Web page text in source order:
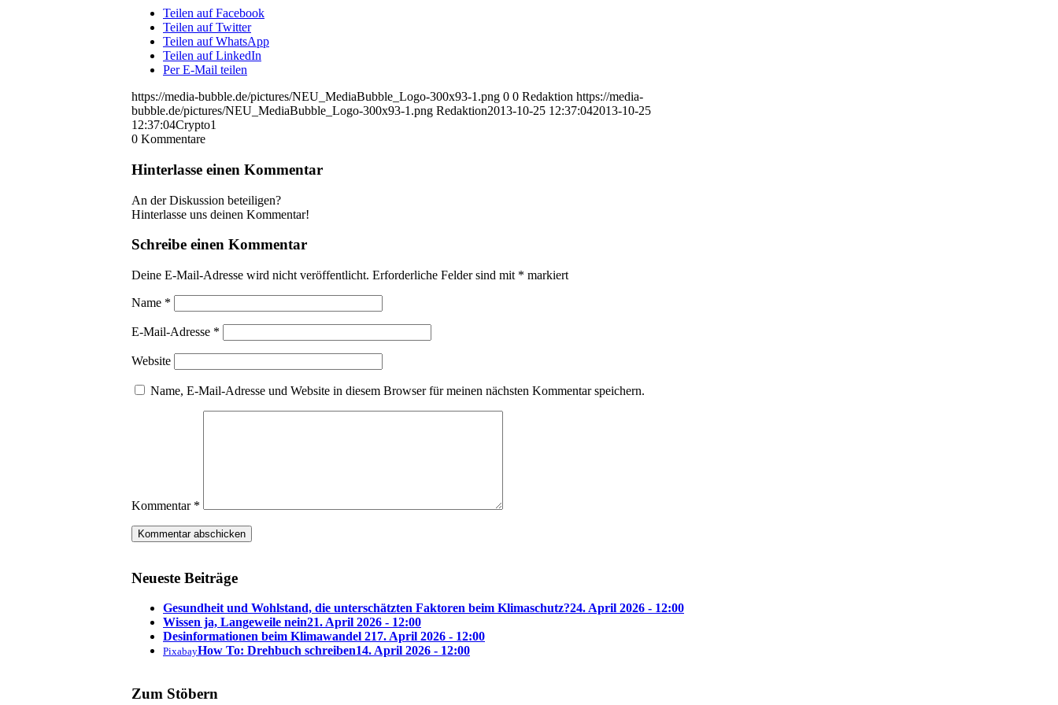
Teilen auf Facebook
Teilen auf Twitter
Teilen auf WhatsApp
Teilen auf LinkedIn
Per E-Mail teilen
https://media-bubble.de/pictures/NEU_MediaBubble_Logo-300x93-1.png 0 0 Redaktion https://media-
bubble.de/pictures/NEU_MediaBubble_Logo-300x93-1.png Redaktion2013-10-25 12:37:042013-10-25
12:37:04Crypto1
0 Kommentare
Hinterlasse einen Kommentar
An der Diskussion beteiligen?
Hinterlasse uns deinen Kommentar!
Schreibe einen Kommentar
Deine E-Mail-Adresse wird nicht veröffentlicht. Erforderliche Felder sind mit * markiert
Name *
E-Mail-Adresse *
Website
Name, E-Mail-Adresse und Website in diesem Browser für meinen nächsten Kommentar speichern.
Kommentar *
Neueste Beiträge
Gesundheit und Wohlstand, die unterschätzten Faktoren beim Klimaschutz?24. April 2026 - 12:00
Wissen ja, Langeweile nein21. April 2026 - 12:00
Desinformationen beim Klimawandel 217. April 2026 - 12:00
PixabayHow To: Drehbuch schreiben14. April 2026 - 12:00
Zum Stöbern